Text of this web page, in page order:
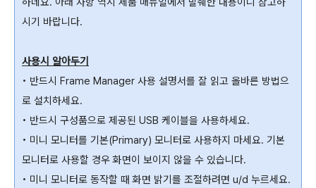
시기 바랍니다.
사용시 알아두기
• 반드시 Frame Manager 사용 설명서를 잘 읽고 올바른 방법으
로 설치하세요.
• 반드시 구성품으로 제공된 USB 케이블을 사용하세요.
• 미니 모니터를 기본(Primary) 모니터로 사용하지 마세요. 기본
모니터로 사용할 경우 화면이 보이지 않을 수 있습니다.
• 미니 모니터로 동작할 때 화면 밝기를 조절하려면 u/d 누르세요.